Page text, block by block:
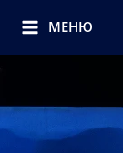
МЕНЮ